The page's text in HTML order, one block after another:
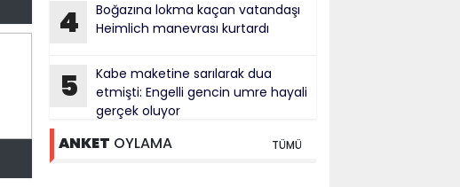
4
Boğazına lokma kaçan vatandaşı
Heimlich manevrası kurtardı
5
Kabe maketine sarılarak dua
etmişti: Engelli gencin umre hayali
gerçek oluyor
ANKET OYLAMA TÜMÜ